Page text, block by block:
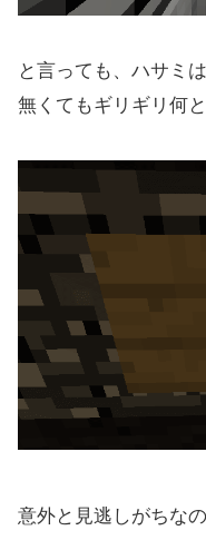
と言っても、ハサミ
無くてもギリギリ何
意外と見逃しがちな